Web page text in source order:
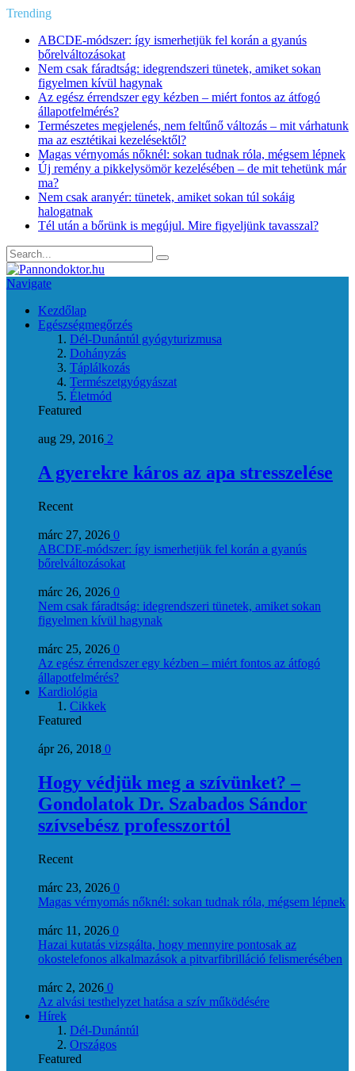
Trending
ABCDE‑módszer: így ismerhetjük fel korán a gyanús
bőrelváltozásokat
Nem csak fáradtság: idegrendszeri tünetek, amiket sokan
figyelmen kívül hagynak
Az egész érrendszer egy kézben – miért fontos az átfogó
állapotfelmérés?
Természetes megjelenés, nem feltűnő változás – mit várhatunk
ma az esztétikai kezelésektől?
Magas vérnyomás nőknél: sokan tudnak róla, mégsem lépnek
Új remény a pikkelysömör kezelésében – de mit tehetünk már
ma?
Nem csak aranyér: tünetek, amiket sokan túl sokáig
halogatnak
Tél után a bőrünk is megújul. Mire figyeljünk tavasszal?
Navigate
Kezdőlap
Egészségmegőrzés
Dél-Dunántúl gyógyturizmusa
Dohányzás
Táplálkozás
Természetgyógyászat
Életmód
Featured
aug 29, 2016 2
A gyerekre káros az apa stresszelése
Recent
márc 27, 2026 0
ABCDE‑módszer: így ismerhetjük fel korán a gyanús
bőrelváltozásokat
márc 26, 2026 0
Nem csak fáradtság: idegrendszeri tünetek, amiket sokan
figyelmen kívül hagynak
márc 25, 2026 0
Az egész érrendszer egy kézben – miért fontos az átfogó
állapotfelmérés?
Kardiológia
Cikkek
Featured
ápr 26, 2018 0
Hogy védjük meg a szívünket? –
Gondolatok Dr. Szabados Sándor
szívsebész professzortól
Recent
márc 23, 2026 0
Magas vérnyomás nőknél: sokan tudnak róla, mégsem lépnek
márc 11, 2026 0
Hazai kutatás vizsgálta, hogy mennyire pontosak az
okostelefonos alkalmazások a pitvarfibrilláció felismerésében
márc 2, 2026 0
Az alvási testhelyzet hatása a szív működésére
Hírek
Dél-Dunántúl
Országos
Featured